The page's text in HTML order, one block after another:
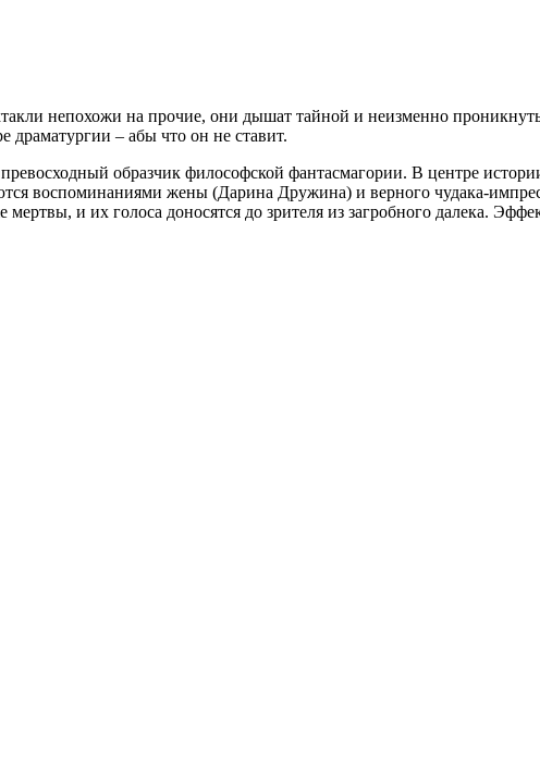
непохожи на прочие, они дышат тайной и неизменно
драматургии – абы что он не ставит.
образчик философской фантасмагории. В центре
воспоминаниями жены (Дарина Дружина) и верного чудака-
и их голоса доносятся до зрителя из загробного далека.